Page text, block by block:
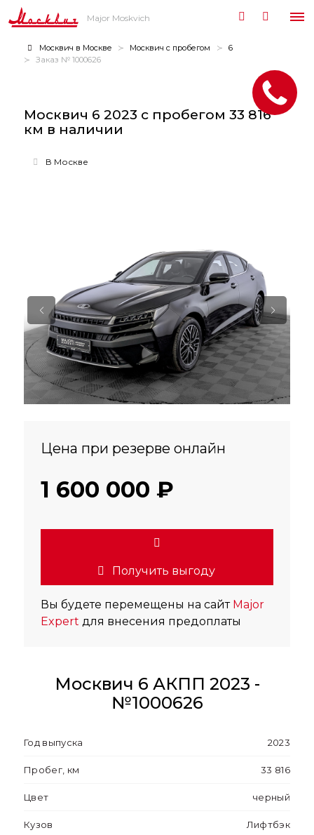
Major Moskvich
Москвич в Москве Москвич с пробегом
6
Заказ № 1000626
Москвич 6 2023 с пробегом 33 816
км в наличии
В Москве
Цена при резерве онлайн
1 600 000 ₽
Получить выгоду
Вы будете перемещены на сайт Major
Expert для внесения предоплаты
Москвич 6 АКПП 2023 -
№1000626
Год выпуска 2023
Пробег, км 33 816
Цвет черный
Кузов Лифтбэк